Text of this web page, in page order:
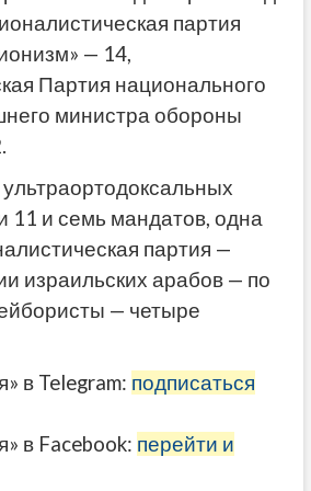
партия
— 14,
Партия национального
министра обороны
11 и семь мандатов, одна
партия —
израильских арабов — по
— четыре
в Telegram: подписаться
в Facebook: перейти и